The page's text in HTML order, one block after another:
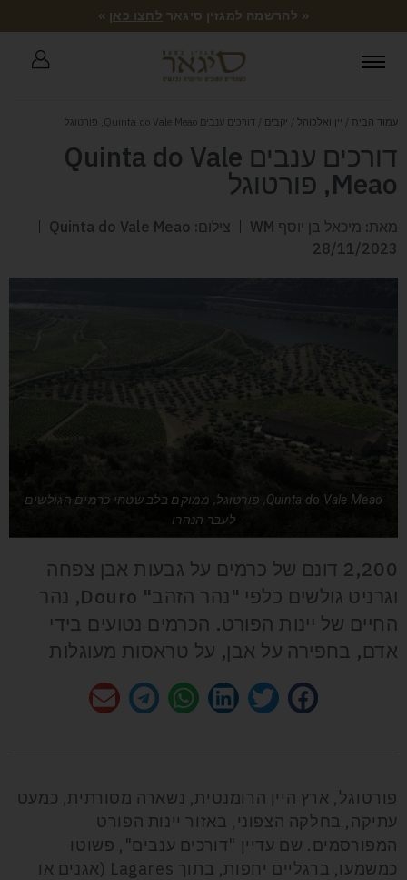
« להרשמה למגזין סיגאר לחצו כאן »
עמוד הבית / יין ואלכוהל / יקבים / דורכים ענבים Quinta do Vale Meao, פורטוגל
דורכים ענבים Quinta do Vale
Meao, פורטוגל
מאת: מיכאל בן יוסף WM
צילום: Quinta do Vale Meao
28/11/2023
Quinta do Vale Meao, פורטוגל, ממוקם בלב שטחי כרמים הגולשים
לעבר הנהרו
2,200 דונם של כרמים על גבעות אבן צפחה
וגרניט גולשים כלפי "נהר הזהב" Douro, נהר
החיים של יינות הפורט. הכרמים נטועים בידי
אדם, בחפירה על אבן, על טראסות מעוגלות
פורטוגל, ארץ היין הרומנטית, נשארה מסורתית, כמעט
עתיקה, בחלקה הצפוני, באזור יינות הפורט
המפורסמים. שם עדיין "דורכים ענבים", פשוטו
כמשמעו, ברגליים יחפות, בתוך Lagares (אגנים או